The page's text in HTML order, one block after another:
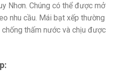
Nhơn. Chúng có thể được mở
nhu cầu. Mái bạt xếp thường
thấm nước và chịu được